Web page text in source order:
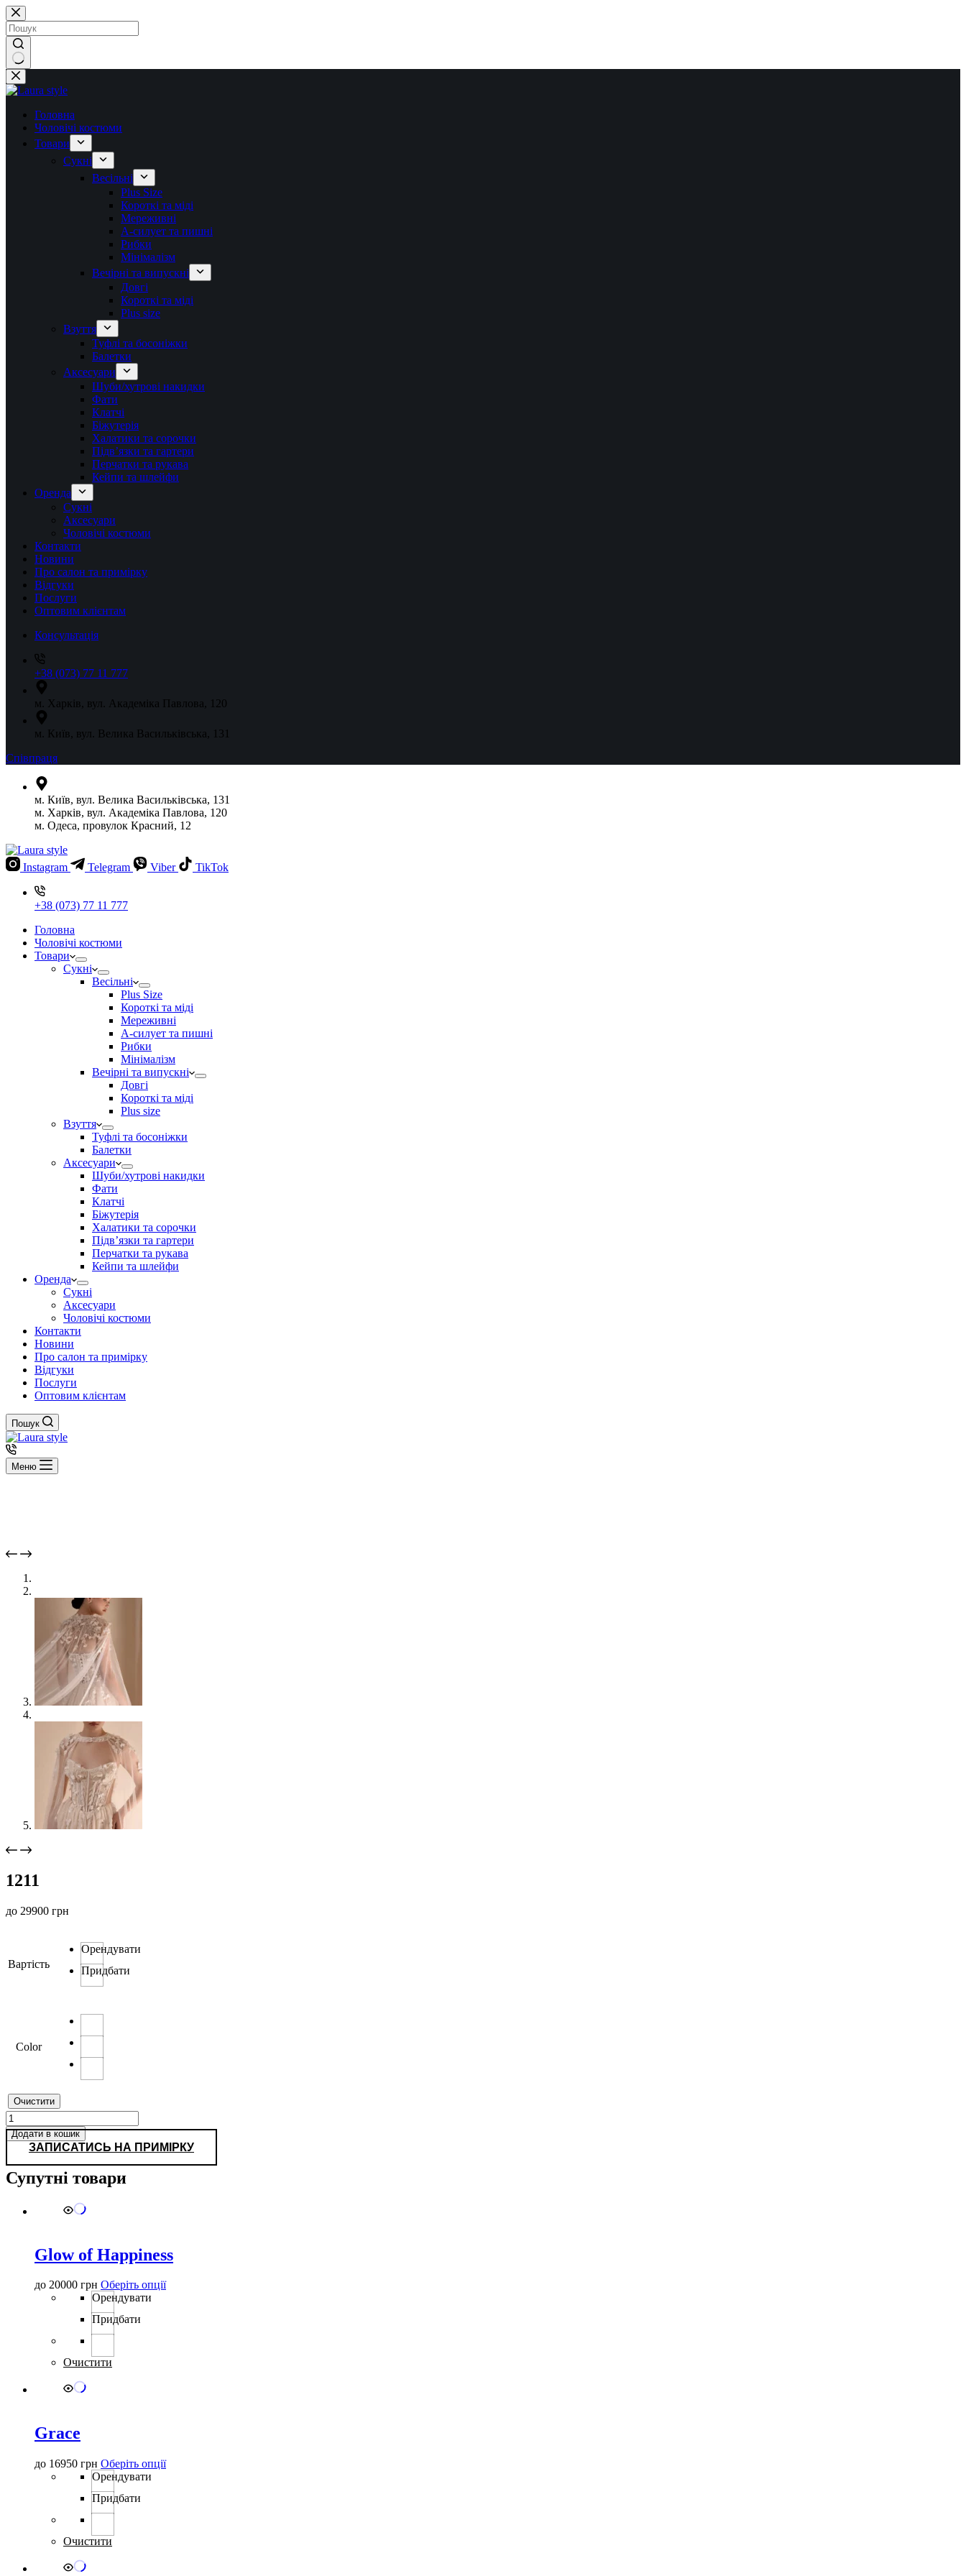
Перейти
до
вмісту
Немає
результатів
Головна
Чоловічі костюми
Товари
Сукні
Весільні
Plus Size
Короткі та міді
Мереживні
А-силует та пишні
Рибки
Мінімалізм
Вечірні та випускні
Довгі
Короткі та міді
Plus size
Взуття
Туфлі та босоніжки
Балетки
Аксесуари
Шуби/хутрові накидки
Фати
Клатчі
Біжутерія
Халатики та сорочки
Підвʼязки та гартери
Перчатки та рукава
Кейпи та шлейфи
Оренда
Сукні
Аксесуари
Чоловічі костюми
Контакти
Новини
Про салон та примірку
Відгуки
Послуги
Оптовим клієнтам
Консультація
+38 (073) 77 11 777
м. Харків, вул. Академіка Павлова, 120
м. Київ, вул. Велика Васильківська, 131
Співпраця
м. Київ, вул. Велика Васильківська, 131
м. Харків, вул. Академіка Павлова, 120
м. Одеса, провулок Красний, 12
Instagram Telegram Viber TikTok
+38 (073) 77 11 777
Головна
Чоловічі костюми
Товари
Сукні
Весільні
Plus Size
Короткі та міді
Мереживні
А-силует та пишні
Рибки
Мінімалізм
Вечірні та випускні
Довгі
Короткі та міді
Plus size
Взуття
Туфлі та босоніжки
Балетки
Аксесуари
Шуби/хутрові накидки
Фати
Клатчі
Біжутерія
Халатики та сорочки
Підвʼязки та гартери
Перчатки та рукава
Кейпи та шлейфи
Оренда
Сукні
Аксесуари
Чоловічі костюми
Контакти
Новини
Про салон та примірку
Відгуки
Послуги
Оптовим клієнтам
Пошук
Меню
1211
до 29900 грн
Вартість
Орендувати
Придбати
Color
Очистити
1211
кількість
Додати в кошик
ЗАПИСАТИСЬ НА ПРИМІРКУ
Супутні товари
Glow of Happiness
до 20000 грн Оберіть опціїЦей
Орендувати
Придбати
Очистити
Grace
до 16950 грн Оберіть опціїЦей
Орендувати
Придбати
Очистити